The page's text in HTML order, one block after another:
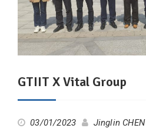
GTIIT X Vital Group
03/01/2023 Jinglin CHEN